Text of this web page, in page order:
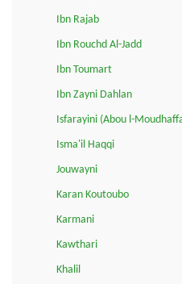
Ibn Rajab
Ibn Rouchd Al-Jadd
Ibn Toumart
Ibn Zayni Dahlan
Isfarayini (Abou l-
Isma'il Haqqi
Jouwayni
Karan Koutoubo
Karmani
Kawthari
Khalil